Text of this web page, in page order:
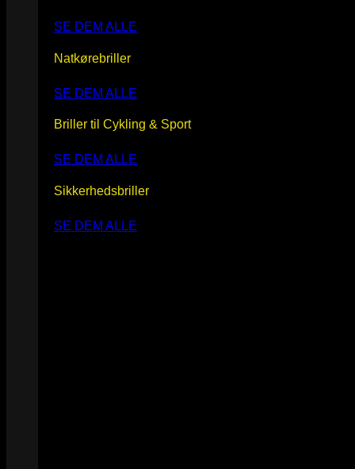
SE DEM ALLE
Natkørebriller
SE DEM ALLE
Briller til Cykling & Sport
SE DEM ALLE
Sikkerhedsbriller
SE DEM ALLE